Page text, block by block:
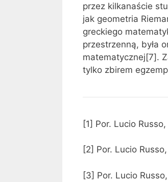
przez kilkanaście
jak geometria
greckiego
przestrzenną, była
matematycznej[7].
tylko zbirem
[1] Por. Lucio
[2] Por. Lucio
[3] Por. Lucio